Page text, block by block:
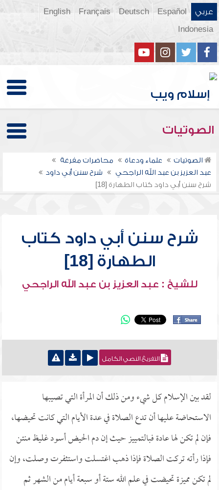
عربي Español
Deutsch
Français
English
Indonesia
الصوتيات
الصوتيات علماء ودعاة
محاضرات مفرغة
عبد العزيز بن عبد الله الراجحي
شرح سنن أبي داود
شرح سنن أبي داود كتاب الطهارة [18]
شرح سنن أبي داود كتاب
الطهارة [18]
للشيخ : عبد العزيز بن عبد الله الراجحي
التفريغ النصي الكامل
لقد بين الإسلام كل شيء ومن ذلك أن المرأة التي تصيبها
الاستحاضة عليها أن تدع الصلاة في عدة الأيام التي كانت تحيضها،
فإن لم تكن لها عادة فبالتمييز حيث إن دم الحيض أسود غليظ منتن
فإذا رأته تركت الصلاة فإذا ذهب اغتسلت واستثفرت وصلت، وإن
لم تكن مميزة تحيضت في علم الله ستة أو سبعة أيام من الشهر ثم